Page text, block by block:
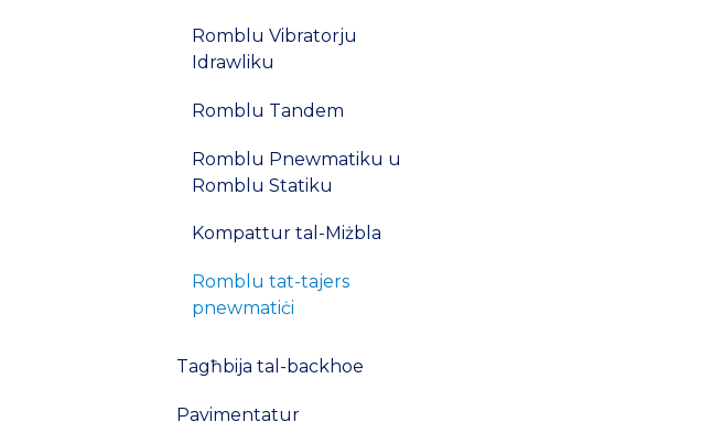
Romblu Vibratorju
Idrawliku
Romblu Tandem
Romblu Pnewmatiku u
Romblu Statiku
Kompattur tal-Miżbla
Romblu tat-tajers
pnewmatiċi
Tagħbija tal-backhoe
Pavimentatur